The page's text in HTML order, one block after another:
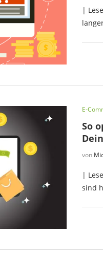
|
E-
So
von
|
sind